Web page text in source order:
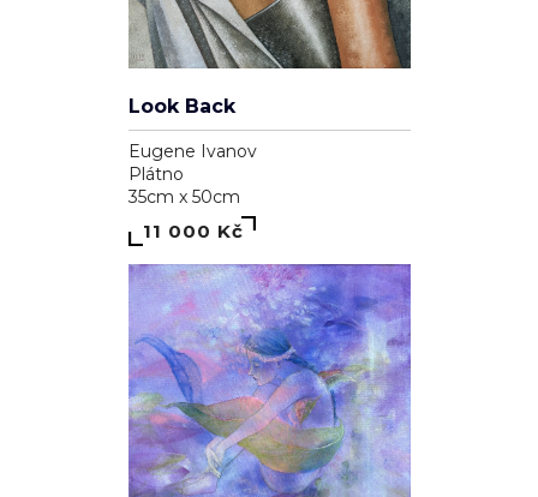
Look Back
Eugene Ivanov
Plátno
35cm x 50cm
11 000 Kč